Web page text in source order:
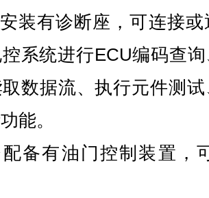
装有诊断座，可连接
系统进行ECU编码查
数据流、执行元件测
能。
备有油门控制装置，